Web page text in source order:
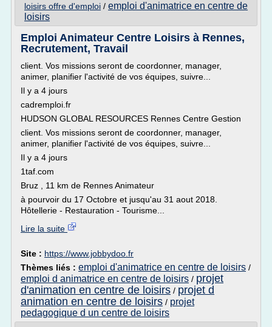
loisirs offre d'emploi / emploi d'animatrice en centre de
loisirs
Emploi Animateur Centre Loisirs à Rennes,
Recrutement, Travail
client. Vos missions seront de coordonner, manager,
animer, planifier l'activité de vos équipes, suivre...
Il y a 4 jours
cadremploi.fr
HUDSON GLOBAL RESOURCES Rennes Centre Gestion
client. Vos missions seront de coordonner, manager,
animer, planifier l'activité de vos équipes, suivre...
Il y a 4 jours
1taf.com
Bruz , 11 km de Rennes Animateur
à pourvoir du 17 Octobre et jusqu'au 31 aout 2018.
Hôtellerie - Restauration - Tourisme...
Lire la suite
Site : https://www.jobbydoo.fr
Thèmes liés : emploi d'animatrice en centre de loisirs /
emploi d animatrice en centre de loisirs / projet
d'animation en centre de loisirs / projet d
animation en centre de loisirs / projet
pedagogique d un centre de loisirs